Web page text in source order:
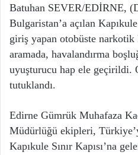
Batuhan SEVER/EDİRNE,
Bulgaristan’a açılan
giriş yapan otobüste
aramada, havalandırma
uyuşturucu hap ele geçirildi.
tutuklandı.
Edirne Gümrük Muhafaza
Müdürlüğü ekipleri,
Kapıkule Sınır Kapısı’na